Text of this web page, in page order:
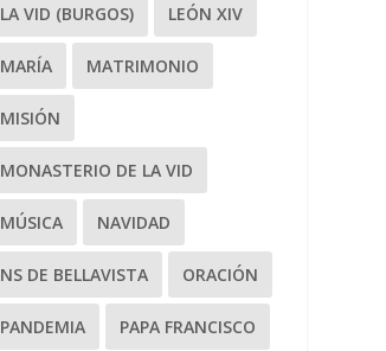
LA VID (BURGOS) LEÓN XIV
MARÍA MATRIMONIO
MISIÓN
MONASTERIO DE LA VID
MÚSICA NAVIDAD
NS DE BELLAVISTA ORACIÓN
PANDEMIA PAPA FRANCISCO